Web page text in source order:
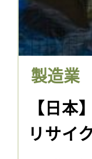
製造業
【日
リサイ